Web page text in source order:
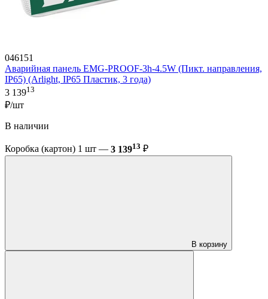
046151
Аварийная панель EMG-PROOF-3h-4.5W (Пикт. направления,
IP65) (Arlight, IP65 Пластик, 3 года)
3 13913
₽/шт
В наличии
Коробка (картон) 1 шт — 3 13913 ₽
В корзину